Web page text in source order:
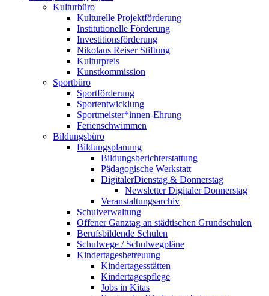
Kulturbüro
Kulturelle Projektförderung
Institutionelle Förderung
Investitionsförderung
Nikolaus Reiser Stiftung
Kulturpreis
Kunstkommission
Sportbüro
Sportförderung
Sportentwicklung
Sportmeister*innen-Ehrung
Ferienschwimmen
Bildungsbüro
Bildungsplanung
Bildungsberichterstattung
Pädagogische Werkstatt
DigitalerDienstag & Donnerstag
Newsletter Digitaler Donnerstag
Veranstaltungsarchiv
Schulverwaltung
Offener Ganztag an städtischen Grundschulen
Berufsbildende Schulen
Schulwege / Schulwegpläne
Kindertagesbetreuung
Kindertagesstätten
Kindertagespflege
Jobs in Kitas